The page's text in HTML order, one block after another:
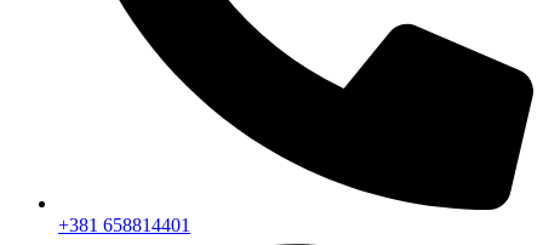
+381 658814401